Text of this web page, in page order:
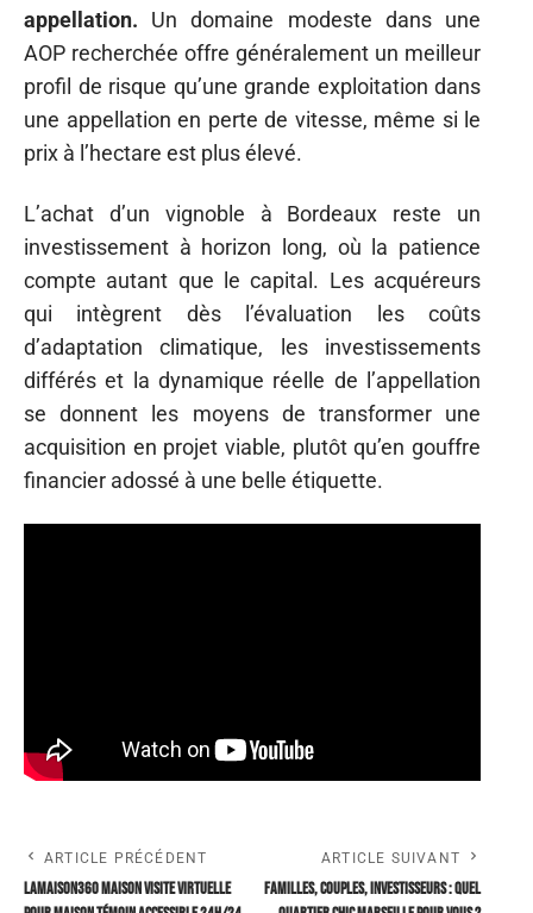
appellation. Un domaine modeste dans une
AOP recherchée offre généralement un meilleur
profil de risque qu’une grande exploitation dans
une appellation en perte de vitesse, même si le
prix à l’hectare est plus élevé.
L’achat d’un vignoble à Bordeaux reste un
investissement à horizon long, où la patience
compte autant que le capital. Les acquéreurs
qui intègrent dès l’évaluation les coûts
d’adaptation climatique, les investissements
différés et la dynamique réelle de l’appellation
se donnent les moyens de transformer une
acquisition en projet viable, plutôt qu’en gouffre
financier adossé à une belle étiquette.
ARTICLE PRÉCÉDENT
Lamaison360 maison visite virtuelle
ARTICLE SUIVANT
Familles, couples, investisseurs : quel